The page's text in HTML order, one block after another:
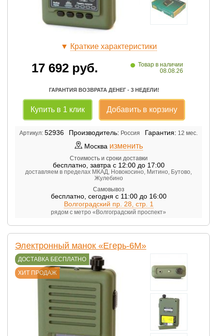
▼ Краткие характеристики
17 692руб. • Товар в наличии
08.08.26
ГАРАНТИЯ ВОЗВРАТА ДЕНЕГ - 3 НЕДЕЛИ!
Купить в 1 клик Добавить в корзину
Артикул: 52936 Производитель: Россия Гарантия: 12 мес.
Москва изменить
Стоимость и сроки доставки
бесплатно, завтра с 12:00 до 17:00
доставляем в пределах МКАД, Новокосино, Митино, Бутово,
Жулебино
Самовывоз
бесплатно, сегодня с 11:00 до 16:00
Волгоградский пр. 28, стр. 1
рядом с метро «Волгоградский проспект»
Электронный манок «Егерь-6М»
ДОСТАВКА БЕСПЛАТНО
ХИТ ПРОДАЖ